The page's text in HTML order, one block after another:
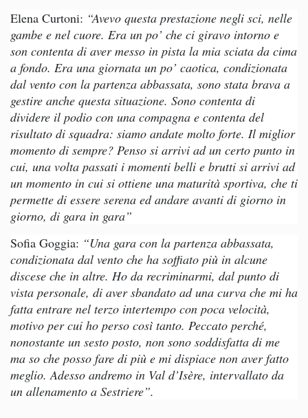
Elena Curtoni: “Avevo questa prestazione negli sci, nelle
gambe e nel cuore. Era un po’ che ci giravo intorno e
son contenta di aver messo in pista la mia sciata da cima
a fondo. Era una giornata un po’ caotica, condizionata
dal vento con la partenza abbassata, sono stata brava a
gestire anche questa situazione. Sono contenta di
dividere il podio con una compagna e contenta del
risultato di squadra: siamo andate molto forte. Il miglior
momento di sempre? Penso si arrivi ad un certo punto in
cui, una volta passati i momenti belli e brutti si arrivi ad
un momento in cui si ottiene una maturità sportiva, che ti
permette di essere serena ed andare avanti di giorno in
giorno, di gara in gara”
Sofia Goggia: “Una gara con la partenza abbassata,
condizionata dal vento che ha soffiato più in alcune
discese che in altre. Ho da recriminarmi, dal punto di
vista personale, di aver sbandato ad una curva che mi ha
fatta entrare nel terzo intertempo con poca velocità,
motivo per cui ho perso così tanto. Peccato perché,
nonostante un sesto posto, non sono soddisfatta di me
ma so che posso fare di più e mi dispiace non aver fatto
meglio. Adesso andremo in Val d’Isère, intervallato da
un allenamento a Sestriere”.